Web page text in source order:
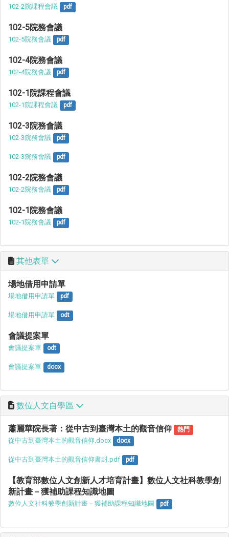
102-2院課程會議 pdf
102-5院務會議
102-5院務會議 pdf
102-4院務會議
102-4院務會議 pdf
102-1院課程會議
102-1院課程會議 pdf
102-3院務會議
102-3院務會議 pdf
102-3院務會議 pdf
102-2院務會議
102-2院務會議 pdf
102-1院務會議
102-1院務會議 pdf
其他表單
場地借用申請單
場地借用申請單 pdf
場地借用申請單 odt
會議提案單
會議提案單 odt
會議提案單 docx
數位人文自學區
蕭麗華院長著：從中古到臺灣本土的觀音信仰 熱門
從中古到臺灣本土的觀音信仰.docx docx
從中古到臺灣本土的觀音信仰書封.pdf pdf
【教育部數位人文創新人才培育計畫】數位人文社科教學創
新計畫－獲補助課程知識地圖
數位人文社科教學創新計畫－獲補助課程知識地圖 pdf